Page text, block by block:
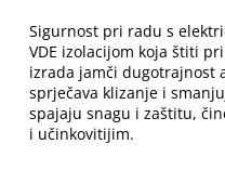
Sigurnost pri radu s
VDE izolacijom koja štiti
izrada jamči dugotrajnost
sprječava klizanje i
spajaju snagu i zaštitu,
i učinkovitijim.